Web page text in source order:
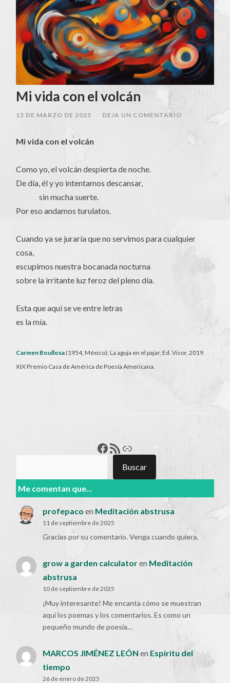
Mi vida con el volcán
15 DE MARZO DE 2025 DEJA UN COMENTARIO
Mi vida con el volcán
Como yo, el volcán despierta de noche.
De día, él y yo intentamos descansar,
sin mucha suerte.
Por eso andamos turulatos.
Cuando ya se juraría que no servimos para cualquier
cosa,
escupimos nuestra bocanada nocturna
sobre la irritante luz feroz del pleno día.
Esta que aquí se ve entre letras
es la mía.
Carmen Boullosa (1954, México); La aguja en el pajar, Ed. Visor, 2019.
XIX Premio Casa de América de Poesía Americana.
Francisco Pérez
Feed RSSEnlace
Buscar
Me comentan que...
profepaco en Meditación abstrusa
11 de septiembre de 2025
Gracias por su comentario. Venga cuando quiera.
grow a garden calculatoren Meditación
abstrusa
10 de septiembre de 2025
¡Muy interesante! Me encanta cómo se muestran
aquí los poemas y los comentarios. Es como un
pequeño mundo de poesía…
MARCOS JIMÉNEZ LEÓN en Espíritu del
tiempo
26 de enero de 2025